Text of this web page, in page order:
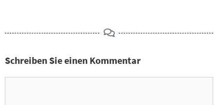
Schreiben Sie einen Kommentar